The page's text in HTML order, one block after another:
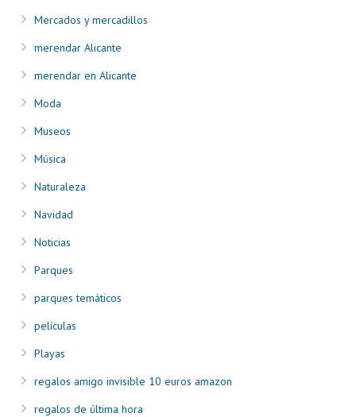
Mercados y mercadillos
merendar Alicante
merendar en Alicante
Moda
Museos
Música
Naturaleza
Navidad
Noticias
Parques
parques temáticos
películas
Playas
regalos amigo invisible 10 euros amazon
regalos de última hora